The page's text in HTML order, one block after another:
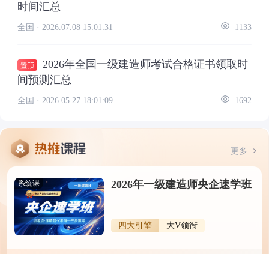
时间汇总
全国 · 2026.07.08 15:01:31 1133
2026年全国一级建造师考试合格证书领取时
间预测汇总
全国 · 2026.05.27 18:01:09 1692
更多
系统课 2026年一级建造师央企速学班
四大引擎 大V领衔